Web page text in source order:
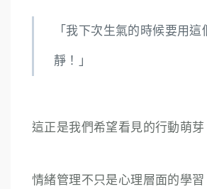
「我下次生氣的時候要用這
靜！」
這正是我們希望看見的行動萌芽
情緒管理不只是心理層面的學